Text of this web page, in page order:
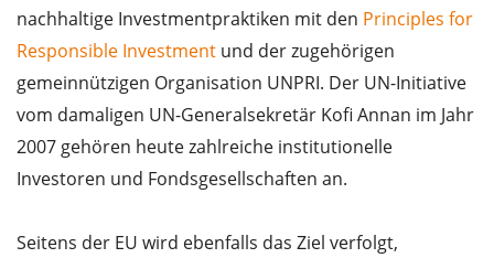
nachhaltige Investmentpraktiken mit den Principles for
Responsible Investment und der zugehörigen
gemeinnützigen Organisation UNPRI. Der UN-Initiative
vom damaligen UN-Generalsekretär Kofi Annan im Jahr
2007 gehören heute zahlreiche institutionelle
Investoren und Fondsgesellschaften an.
Seitens der EU wird ebenfalls das Ziel verfolgt,